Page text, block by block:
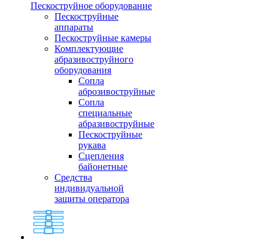
Пескоструйное оборудование
Пескоструйные
аппараты
Пескоструйные камеры
Комплектующие
абразивоструйного
оборудования
Сопла
аброзивоструйные
Сопла
специальные
абразивоструйные
Пескоструйные
рукава
Сцепления
байонетные
Средства
индивидуальной
защиты оператора